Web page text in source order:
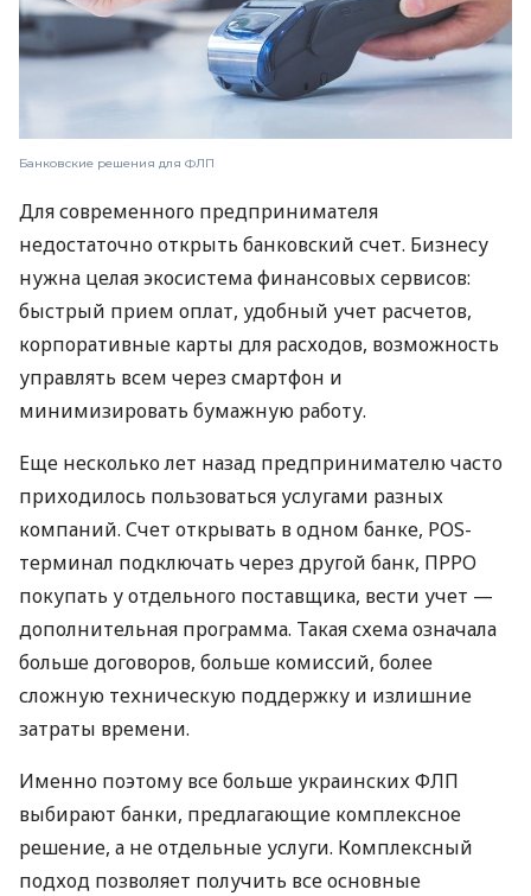
Банковские решения для ФЛП
Для современного предпринимателя
недостаточно открыть банковский счет. Бизнесу
нужна целая экосистема финансовых сервисов:
быстрый прием оплат, удобный учет расчетов,
корпоративные карты для расходов, возможность
управлять всем через смартфон и
минимизировать бумажную работу.
Еще несколько лет назад предпринимателю часто
приходилось пользоваться услугами разных
компаний. Счет открывать в одном банке, POS-
терминал подключать через другой банк, ПРРО
покупать у отдельного поставщика, вести учет —
дополнительная программа. Такая схема означала
больше договоров, больше комиссий, более
сложную техническую поддержку и излишние
затраты времени.
Именно поэтому все больше украинских ФЛП
выбирают банки, предлагающие комплексное
решение, а не отдельные услуги. Комплексный
подход позволяет получить все основные